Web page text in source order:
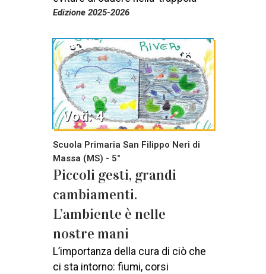
Edizione 2025-2026
Scuola Primaria San Filippo Neri di
Massa (MS) - 5°
Piccoli gesti, grandi
cambiamenti.
L’ambiente è nelle
nostre mani
L’importanza della cura di ciò che
ci sta intorno: fiumi, corsi
Voti: 4